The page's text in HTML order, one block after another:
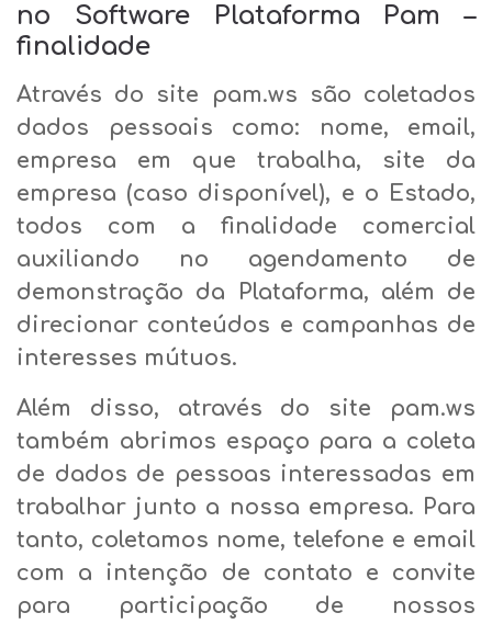
no Software Plataforma Pam –
finalidade
Através do site pam.ws são coletados
dados pessoais como: nome, email,
empresa em que trabalha, site da
empresa (caso disponível), e o Estado,
todos com a finalidade comercial
auxiliando no agendamento de
demonstração da Plataforma, além de
direcionar conteúdos e campanhas de
interesses mútuos.
Além disso, através do site pam.ws
também abrimos espaço para a coleta
de dados de pessoas interessadas em
trabalhar junto a nossa empresa. Para
tanto, coletamos nome, telefone e email
com a intenção de contato e convite
para participação de nossos